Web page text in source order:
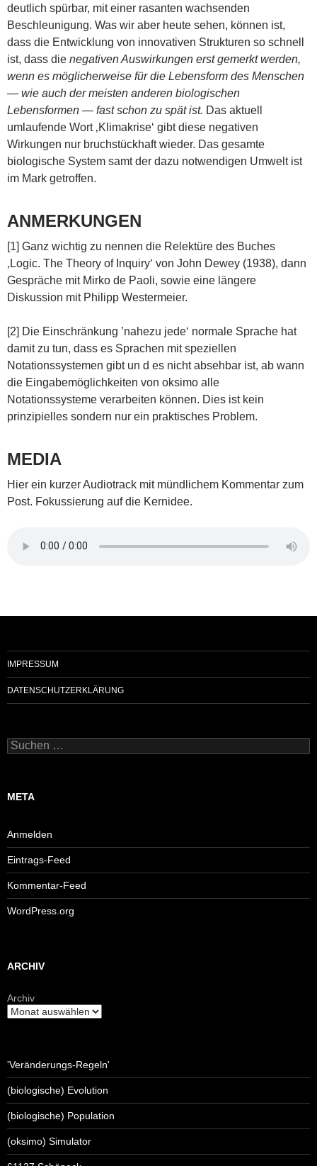
deutlich spürbar, mit einer rasanten wachsenden
Beschleunigung. Was wir aber heute sehen, können ist,
dass die Entwicklung von innovativen Strukturen so schnell
ist, dass die negativen Auswirkungen erst gemerkt werden,
wenn es möglicherweise für die Lebensform des Menschen
— wie auch der meisten anderen biologischen
Lebensformen — fast schon zu spät ist. Das aktuell
umlaufende Wort ‚Klimakrise‘ gibt diese negativen
Wirkungen nur bruchstückhaft wieder. Das gesamte
biologische System samt der dazu notwendigen Umwelt ist
im Mark getroffen.
ANMERKUNGEN
[1] Ganz wichtig zu nennen die Relektüre des Buches
‚Logic. The Theory of Inquiry‘ von John Dewey (1938), dann
Gespräche mit Mirko de Paoli, sowie eine längere
Diskussion mit Philipp Westermeier.
[2] Die Einschränkung ’nahezu jede‘ normale Sprache hat
damit zu tun, dass es Sprachen mit speziellen
Notationssystemen gibt un d es nicht absehbar ist, ab wann
die Eingabemöglichkeiten von oksimo alle
Notationssysteme verarbeiten können. Dies ist kein
prinzipielles sondern nur ein praktisches Problem.
MEDIA
Hier ein kurzer Audiotrack mit mündlichem Kommentar zum
Post. Fokussierung auf die Kernidee.
IMPRESSUM
DATENSCHUTZERKLÄRUNG
Suchen
nach:
META
Anmelden
Eintrags-Feed
Kommentar-Feed
WordPress.org
ARCHIV
Archiv
'Veränderungs-Regeln'
(biologische) Evolution
(biologische) Population
(oksimo) Simulator